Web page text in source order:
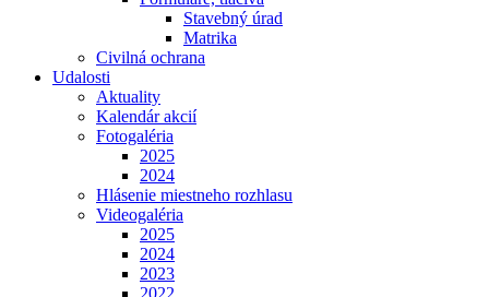
Stavebný úrad
Matrika
Civilná ochrana
Udalosti
Aktuality
Kalendár akcií
Fotogaléria
2025
2024
Hlásenie miestneho rozhlasu
Videogaléria
2025
2024
2023
2022